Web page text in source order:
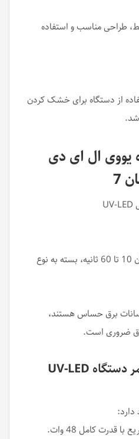
متوسط، طراحی مناسب و استفاده
از دستگاه برای خشک کردن
یووی ال ای دی
• خشک کردن سریع: در زمان 10 تا 60 ثانیه، بسته به نوع
برق حساس هستند،
ضروری است.
دکمه‌ها و عملکرد تایمر دستگاه UV-LED